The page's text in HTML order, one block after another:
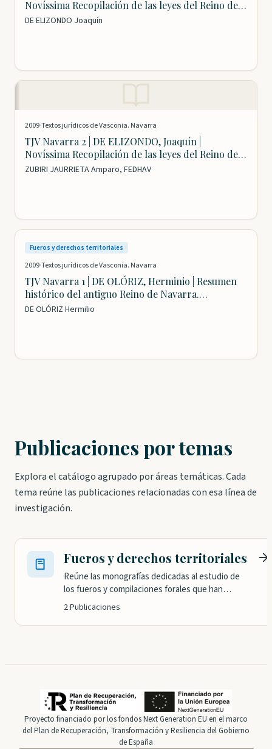
Novíssima Recopilación de las leyes del Reino de
Navarra, hechas en sus Cortes Generales desde el
DE ELIZONDO Joaquín
2009·Textos jurídicos de Vasconia. Navarra
TJV Navarra 2 | DE ELIZONDO, Joaquín |
Novíssima Recopilación de las leyes del Reino de
Navarra, hechas en sus Cortes Generales desde el
ZUBIRI JAURRIETA Amparo, FEDHAV
Fueros y derechos territoriales
2009·Textos jurídicos de Vasconia. Navarra
TJV Navarra 1 | DE OLÓRIZ, Herminio | Resumen
histórico del antiguo Reino de Navarra.
Fundamento y defensa de los Fueros
DE OLÓRIZ Hermilio
Publicaciones por temas
Explora el catálogo agrupado por áreas temáticas. Cada
tema reúne las publicaciones relacionadas con esa línea de
investigación.
Fueros y derechos territoriales
Reúne las monografías dedicadas al estudio de
los fueros y compilaciones forales que han
regido los territorios vascos a lo largo de su
institucionales y análisis sobre su vigencia,
2 Publicaciones
Proyecto financiado por los fondos Next Generation EU en el marco
del Plan de Recuperación, Transformación y Resiliencia del Gobierno
de España